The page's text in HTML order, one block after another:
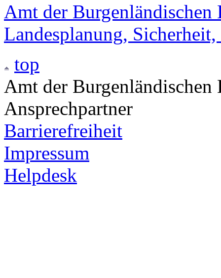
Amt der
Landesplanung,
top
Amt der
Ansprechpartner
Barrierefreiheit
Impressum
Helpdesk